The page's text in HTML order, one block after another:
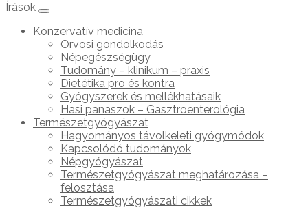
Írások
Konzervatív medicina
Orvosi gondolkodás
Népegészségügy
Tudomány – klinikum – praxis
Dietétika pro és kontra
Gyógyszerek és mellékhatásaik
Hasi panaszok – Gasztroenterológia
Természetgyógyászat
Hagyományos távolkeleti gyógymódok
Kapcsolódó tudományok
Népgyógyászat
Természetgyógyászat meghatározása –
felosztása
Természetgyógyászati cikkek